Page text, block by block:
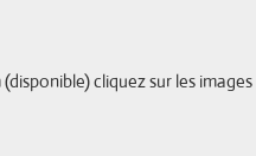
cliquez sur les